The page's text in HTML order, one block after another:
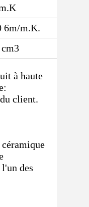
6m/m.K.
à haute
client.
des